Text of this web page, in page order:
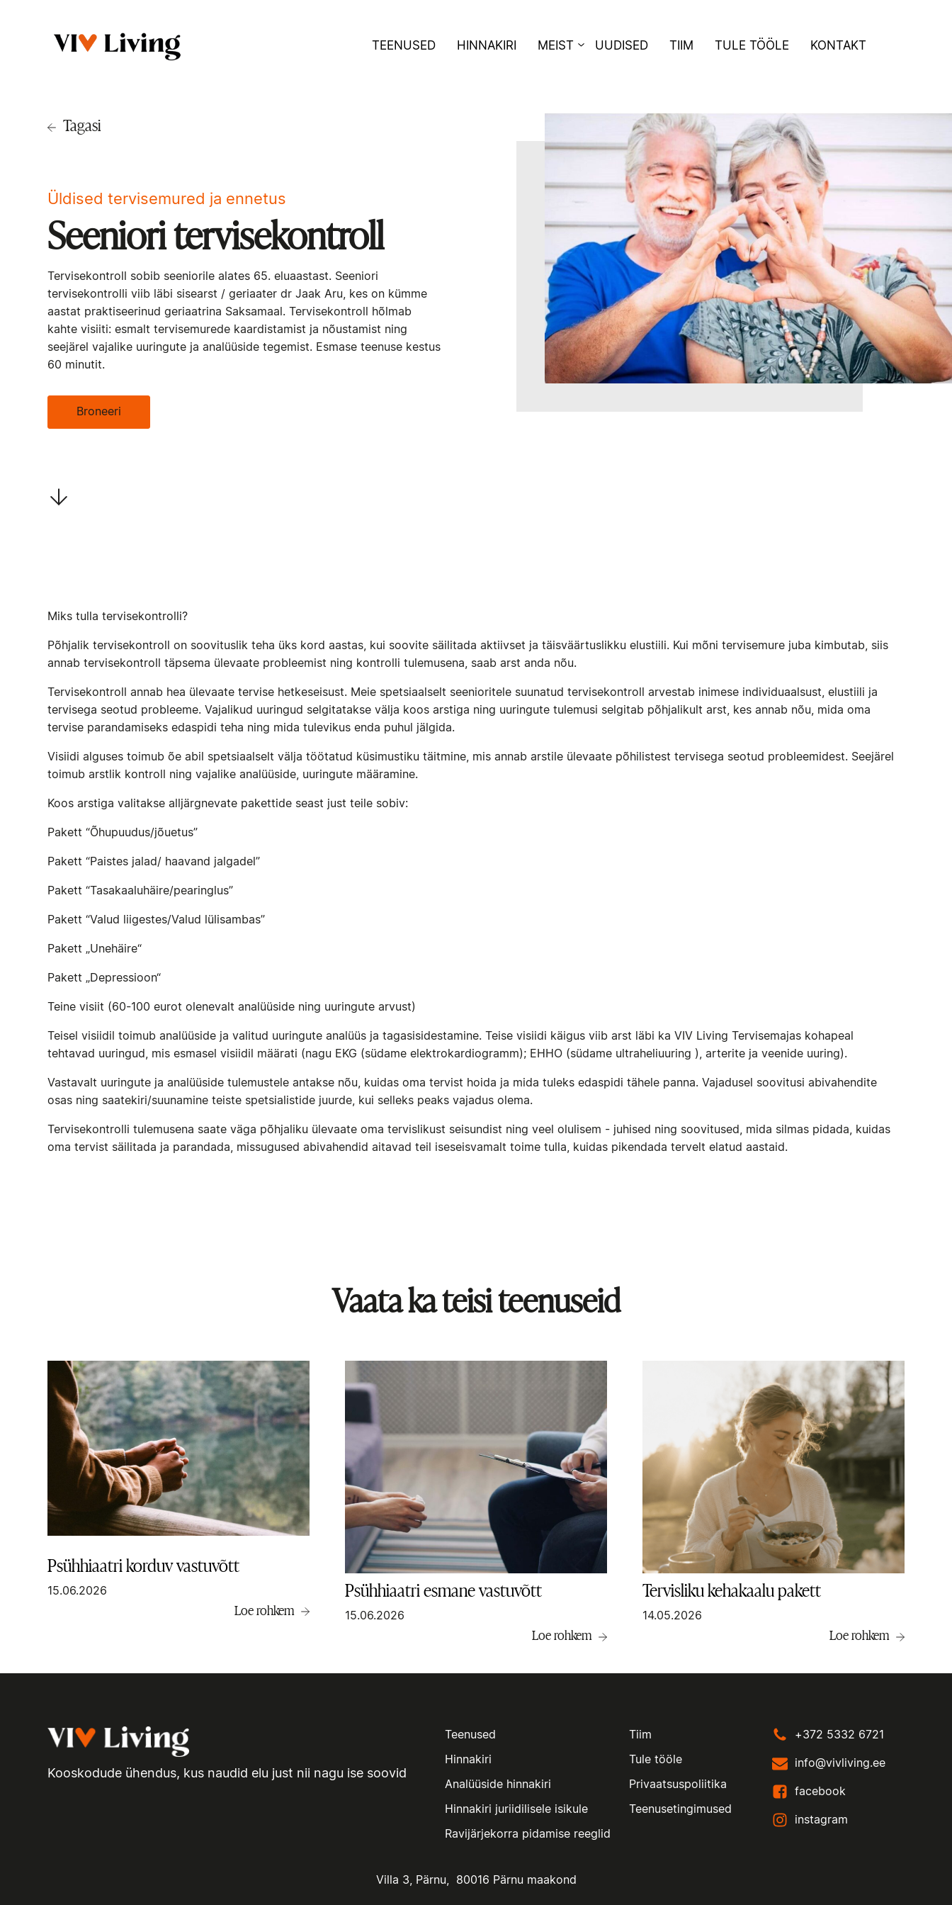
TEENUSED HINNAKIRI MEIST UUDISED TIIM TULE TÖÖLE KONTAKT
Tagasi
Üldised tervisemured ja ennetus
Seeniori tervisekontroll
Tervisekontroll sobib seeniorile alates 65. eluaastast. Seeniori
tervisekontrolli viib läbi sisearst / geriaater dr Jaak Aru, kes on kümme
aastat praktiseerinud geriaatrina Saksamaal. Tervisekontroll hõlmab
kahte visiiti: esmalt tervisemurede kaardistamist ja nõustamist ning
seejärel vajalike uuringute ja analüüside tegemist. Esmase teenuse kestus
60 minutit.
Broneeri
Miks tulla tervisekontrolli?
Põhjalik tervisekontroll on soovituslik teha üks kord aastas, kui soovite säilitada aktiivset ja täisväärtuslikku elustiili. Kui mõni tervisemure juba kimbutab, siis
annab tervisekontroll täpsema ülevaate probleemist ning kontrolli tulemusena, saab arst anda nõu.
Tervisekontroll annab hea ülevaate tervise hetkeseisust. Meie spetsiaalselt seenioritele suunatud tervisekontroll arvestab inimese individuaalsust, elustiili ja
tervisega seotud probleeme. Vajalikud uuringud selgitatakse välja koos arstiga ning uuringute tulemusi selgitab põhjalikult arst, kes annab nõu, mida oma
tervise parandamiseks edaspidi teha ning mida tulevikus enda puhul jälgida.
Visiidi alguses toimub õe abil spetsiaalselt välja töötatud küsimustiku täitmine, mis annab arstile ülevaate põhilistest tervisega seotud probleemidest. Seejärel
toimub arstlik kontroll ning vajalike analüüside, uuringute määramine.
Koos arstiga valitakse alljärgnevate pakettide seast just teile sobiv:
Pakett “Õhupuudus/jõuetus”
Pakett “Paistes jalad/ haavand jalgadel”
Pakett “Tasakaaluhäire/pearinglus”
Pakett “Valud liigestes/Valud lülisambas”
Pakett „Unehäire“
Pakett „Depressioon“
Teine visiit (60-100 eurot olenevalt analüüside ning uuringute arvust)
Teisel visiidil toimub analüüside ja valitud uuringute analüüs ja tagasisidestamine. Teise visiidi käigus viib arst läbi ka VIV Living Tervisemajas kohapeal
tehtavad uuringud, mis esmasel visiidil määrati (nagu EKG (südame elektrokardiogramm); EHHO (südame ultraheliuuring ), arterite ja veenide uuring).
Vastavalt uuringute ja analüüside tulemustele antakse nõu, kuidas oma tervist hoida ja mida tuleks edaspidi tähele panna. Vajadusel soovitusi abivahendite
osas ning saatekiri/suunamine teiste spetsialistide juurde, kui selleks peaks vajadus olema.
Tervisekontrolli tulemusena saate väga põhjaliku ülevaate oma tervislikust seisundist ning veel olulisem - juhised ning soovitused, mida silmas pidada, kuidas
oma tervist säilitada ja parandada, missugused abivahendid aitavad teil iseseisvamalt toime tulla, kuidas pikendada tervelt elatud aastaid.
Vaata ka teisi teenuseid
Psühhiaatri korduv vastuvõtt
15.06.2026
Loe rohkem
Psühhiaatri esmane vastuvõtt
15.06.2026
Loe rohkem
Tervisliku kehakaalu pakett
14.05.2026
Loe rohkem
Kooskodude ühendus, kus naudid elu just nii nagu ise soovid
Teenused
Hinnakiri
Analüüside hinnakiri
Hinnakiri juriidilisele isikule
Ravijärjekorra pidamise reeglid
Tiim
Tule tööle
Privaatsuspoliitika
Teenusetingimused
+372 5332 6721
info@vivliving.ee
facebook
instagram
Villa 3, Pärnu, 80016 Pärnu maakond